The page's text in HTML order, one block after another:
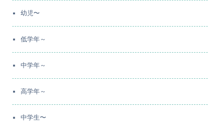
幼児〜
低学年～
中学年～
高学年～
中学生〜